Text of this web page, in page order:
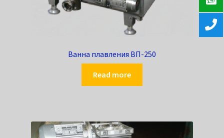
Ванна плавления ВП-250
Read more